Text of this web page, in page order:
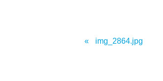
img_2864.jpg